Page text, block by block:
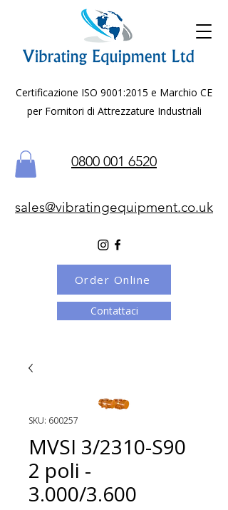
Certificazione ISO 9001:2015 e Marchio CE
per Fornitori di Attrezzature Industriali
0800 001 6520
sales@vibratingequipment.co.uk
Contattaci
Order Online
SKU: 600257
MVSI 3/2310-S90
2 poli -
3.000/3.600